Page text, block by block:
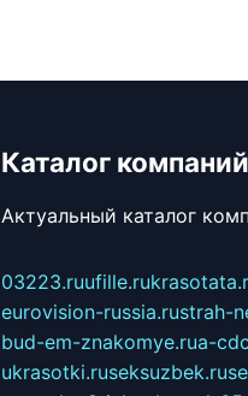
Каталог
Актуальный каталог
03223.ruufille.ru
eurovision-russia.rustrah-
bud-em-znakomye.rua-
ukrasotki.ruseksuzbek.ru